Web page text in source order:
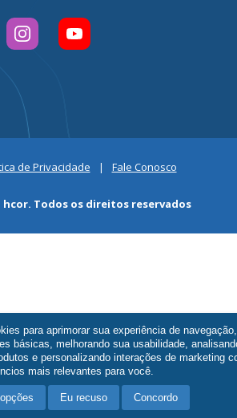
hcor. Todos os direitos reservados
de Privacidade | Fale Conosco
para aprimorar sua experiência de navegação,
básicas, melhorando sua usabilidade,
e personalizando interações de marketing
mais relevantes para você.
Eu recuso Concordo